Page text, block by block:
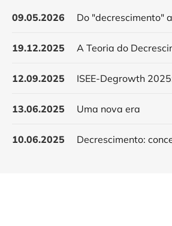
09.05.2026
19.12.2025
12.09.2025
13.06.2025 Uma nova era
10.06.2025